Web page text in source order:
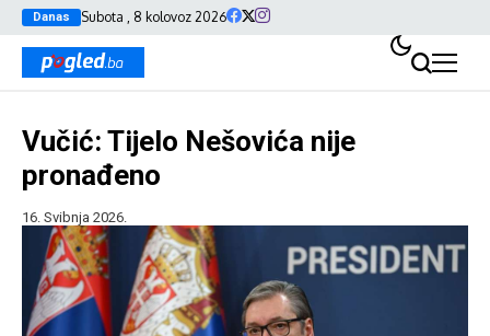
Danas Subota , 8 kolovoz 2026
Vučić: Tijelo Nešovića nije
pronađeno
16. Svibnja 2026.